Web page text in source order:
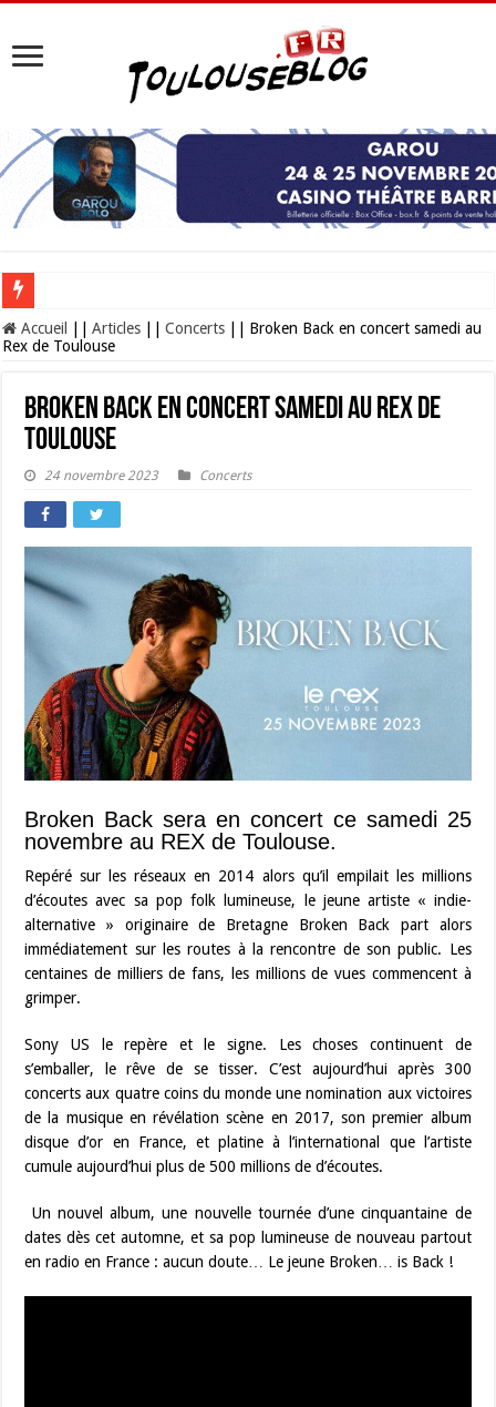
Les Nocturnes de la Cité de l’espace 2026 : l’événement incontournable de
Accueil Articles Concerts
Broken Back en concert samedi au
Rex de Toulouse
Broken Back en concert samedi au Rex de
Toulouse
24 novembre 2023 Concerts
Broken Back sera en concert ce samedi 25
novembre au REX de Toulouse.
Repéré sur les réseaux en 2014 alors qu’il empilait les millions
d’écoutes avec sa pop folk lumineuse, le jeune artiste « indie-
alternative » originaire de Bretagne Broken Back part alors
immédiatement sur les routes à la rencontre de son public. Les
centaines de milliers de fans, les millions de vues commencent à
grimper.
Sony US le repère et le signe. Les choses continuent de
s’emballer, le rêve de se tisser. C’est aujourd’hui après 300
concerts aux quatre coins du monde une nomination aux victoires
de la musique en révélation scène en 2017, son premier album
disque d’or en France, et platine à l’international que l’artiste
cumule aujourd’hui plus de 500 millions de d’écoutes.
Un nouvel album, une nouvelle tournée d’une cinquantaine de
dates dès cet automne, et sa pop lumineuse de nouveau partout
en radio en France : aucun doute… Le jeune Broken… is Back !